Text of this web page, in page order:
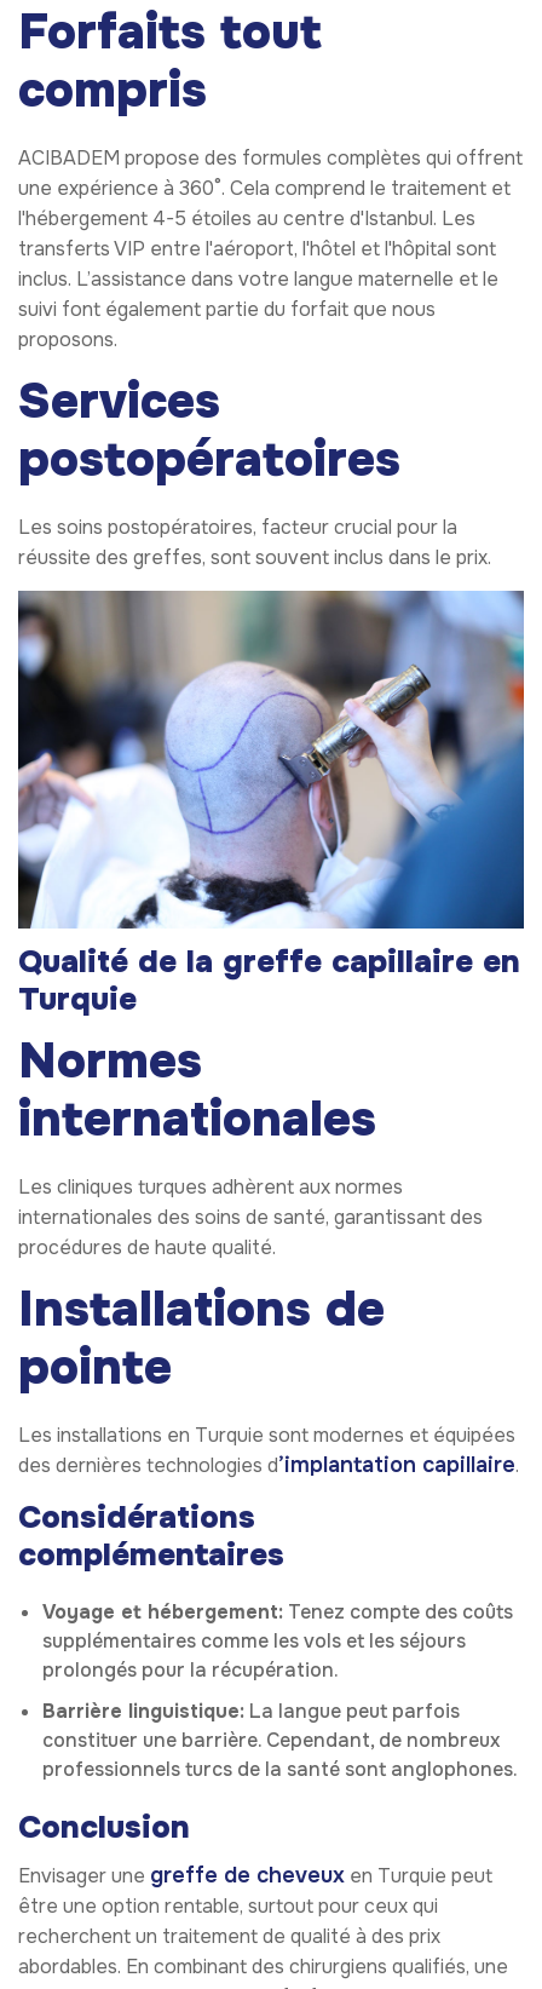
Forfaits tout
compris
ACIBADEM propose des formules complètes qui offrent
une expérience à 360°. Cela comprend le traitement et
l'hébergement 4-5 étoiles au centre d'Istanbul. Les
transferts VIP entre l'aéroport, l'hôtel et l'hôpital sont
inclus. L’assistance dans votre langue maternelle et le
suivi font également partie du forfait que nous
proposons.
Services
postopératoires
Les soins postopératoires, facteur crucial pour la
réussite des greffes, sont souvent inclus dans le prix.
Qualité de la greffe capillaire en
Turquie
Normes
internationales
Les cliniques turques adhèrent aux normes
internationales des soins de santé, garantissant des
procédures de haute qualité.
Installations de
pointe
Les installations en Turquie sont modernes et équipées
des dernières technologies d’implantation capillaire.
Considérations
complémentaires
Voyage et hébergement: Tenez compte des coûts
supplémentaires comme les vols et les séjours
prolongés pour la récupération.
Barrière linguistique: La langue peut parfois
constituer une barrière. Cependant, de nombreux
professionnels turcs de la santé sont anglophones.
Conclusion
Envisager une greffe de cheveux en Turquie peut
être une option rentable, surtout pour ceux qui
recherchent un traitement de qualité à des prix
abordables. En combinant des chirurgiens qualifiés, une